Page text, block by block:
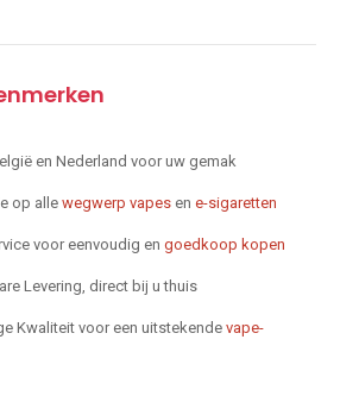
en Nederland voor uw gemak
op allewegwerp vapes en e-sigaretten
voor eenvoudig en goedkoop kopen
Levering, direct bij u thuis
Kwaliteit voor een uitstekende vape-